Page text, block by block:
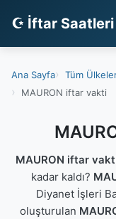
☪ İftar Saatleri
Ana Sayfa Tüm
MAURON iftar vakti
MAURON iftar
kadar kaldı?
Diyanet İşleri
oluşturulan